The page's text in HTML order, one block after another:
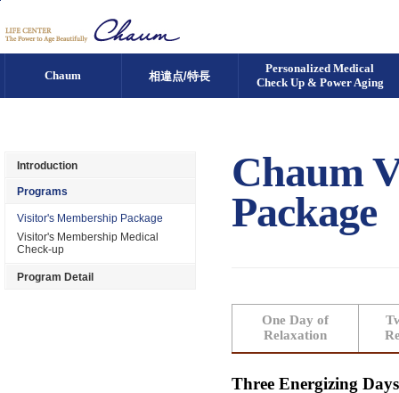
Chaum 相違点/特長
Personalized Medical
Check Up & Power Aging
Introduction
Programs
Visitor's Membership Package
Visitor's Membership Medical
Check-up
Program Detail
Chaum
Package
One Day of
Relaxation
Three Energizing Days